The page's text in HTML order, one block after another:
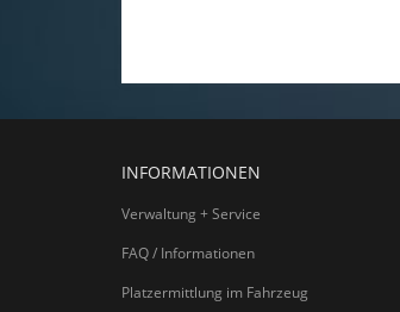
INFORMATIONEN
Verwaltung + Service
FAQ / Informationen
Platzermittlung im Fahrzeug